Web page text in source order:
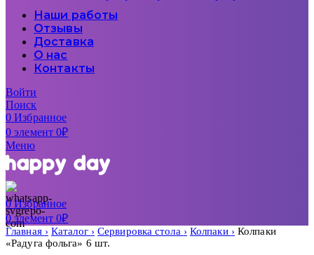
Наши работы
Отзывы
Доставка
О нас
Контакты
Войти
Поиск
0Избранное
0элемент 0₽
Меню
0Избранное
0элемент 0₽
Главная Каталог Сервировка стола Колпаки
Колпаки
«Радуга фольга» 6 шт.